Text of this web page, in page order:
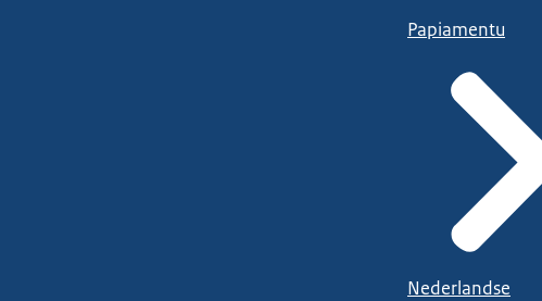
Papiamentu
Nederlandse